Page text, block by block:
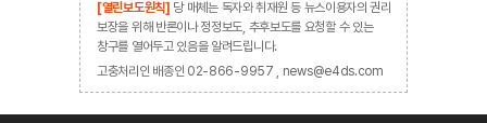
[열린보도원칙] 당 매체는 독자와 취재원 등 뉴스이용자의 권리
보장을 위해 반론이나 정정보도, 추후보도를 요청할 수 있는
창구를 열어두고 있음을 알려드립니다.
고충처리인 배종인 02-866-9957 , news@e4ds.com